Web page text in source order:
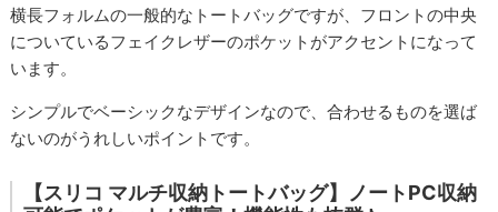
横長フォルムの一般的なトートバッグですが、フロントの中央
についているフェイクレザーのポケットがアクセントになって
います。
シンプルでベーシックなデザインなので、合わせるものを選ば
ないのがうれしいポイントです。
【スリコ マルチ収納トートバッグ】ノートPC収納